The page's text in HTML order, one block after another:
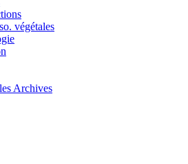
végétales
Archives